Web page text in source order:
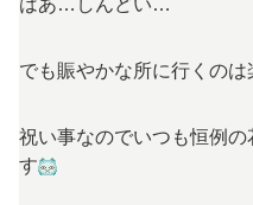
でも賑やかな所に行くのは
祝い事なのでいつも恒例
す